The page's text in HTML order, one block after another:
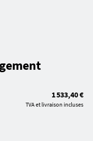
1 533,40 €
TVA et livraison incluses